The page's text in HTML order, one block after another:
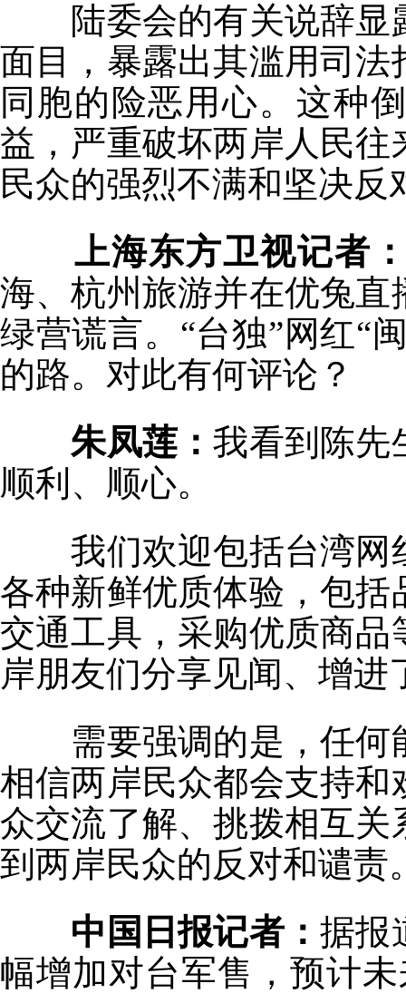
陆委会的有关说辞
面目，暴露出其滥用司
同胞的险恶用心。这种
益，严重破坏两岸人民
民众的强烈不满和坚决反
上海东方卫视记者
海、杭州旅游并在优兔
绿营谎言。“台独”网红“
的路。对此有何评论？
朱凤莲：我看到陈先
顺利、顺心。
我们欢迎包括台湾网
各种新鲜优质体验，包
交通工具，采购优质商
岸朋友们分享见闻、增进
需要强调的是，任
相信两岸民众都会支持
众交流了解、挑拨相互
到两岸民众的反对和谴责
中国日报记者：据报
幅增加对台军售，预计